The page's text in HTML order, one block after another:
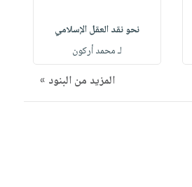
نحو نقد العقل الإسلامي
لـ محمد أركون
المزيد من البنود »